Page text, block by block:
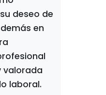
deseo de
en
valorada
laboral.